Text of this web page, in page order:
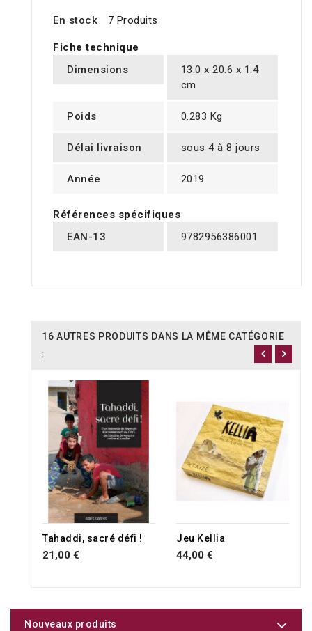
En stock
7 Produits
Fiche technique
Dimensions
13.0 x 20.6 x 1.4
cm
Poids 0.283 Kg
Délai livraison sous 4 à 8 jours
Année 2019
Références spécifiques
EAN-13
9782956386001
16 AUTRES PRODUITS DANS LA MÊME CATÉGORIE
:
Tahaddi, sacré défi !
21,00 €
Jeu Kellia
44,00 €
Nouveaux produits